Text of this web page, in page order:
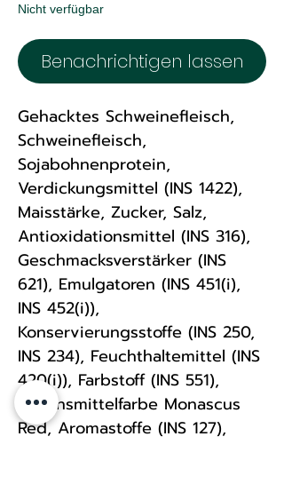
Nicht verfügbar
Benachrichtigen lassen
Gehacktes Schweinefleisch,
Schweinefleisch,
Sojabohnenprotein,
Verdickungsmittel (INS 1422),
Maisstärke, Zucker, Salz,
Antioxidationsmittel (INS 316),
Geschmacksverstärker (INS
621), Emulgatoren (INS 451(i),
INS 452(i)),
Konservierungsstoffe (INS 250,
INS 234), Feuchthaltemittel (INS
420(i)), Farbstoff (INS 551),
Lebensmittelfarbe Monascus
Red, Aromastoffe (INS 127),